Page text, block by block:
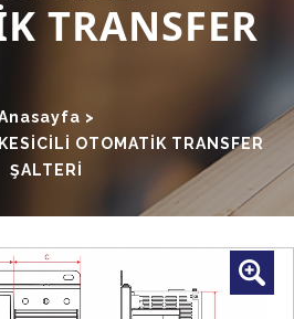
TRANSFER
>
OTOMATİK TRANSFER
ŞALTERİ